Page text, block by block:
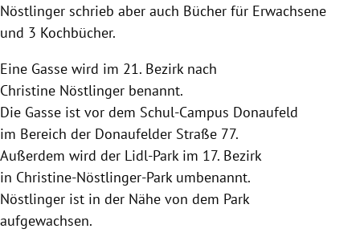
Nöstlinger schrieb aber auch Bücher für Erwachsene
und 3 Kochbücher.
Eine Gasse wird im 21. Bezirk nach
Christine Nöstlinger benannt.
Die Gasse ist vor dem Schul-Campus Donaufeld
im Bereich der Donaufelder Straße 77.
Außerdem wird der Lidl-Park im 17. Bezirk
in Christine-Nöstlinger-Park umbenannt.
Nöstlinger ist in der Nähe von dem Park
aufgewachsen.